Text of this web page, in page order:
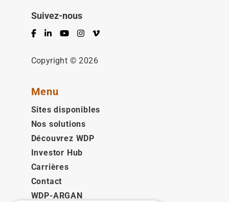
Suivez-nous
Facebook
LinkedInYouTubeInstagram
Vimeo
Copyright © 2026
Menu
Sites disponibles
Nos solutions
Découvrez WDP
Investor Hub
Carrières
Contact
WDP-ARGAN